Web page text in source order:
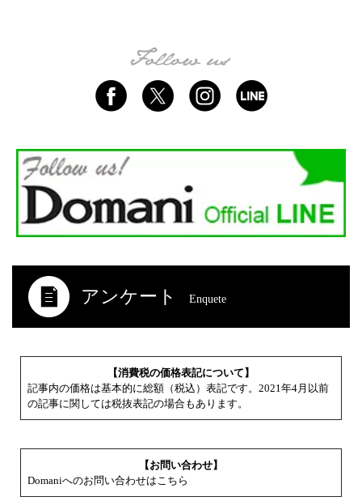
アンケート Enquete
【消費税の価格表記について】
記事内の価格は基本的に総額（税込）表記です。2021年4月以前
の記事に関しては税抜表記の場合もあります。
【お問い合わせ】
Domaniへのお問い合わせはこちら